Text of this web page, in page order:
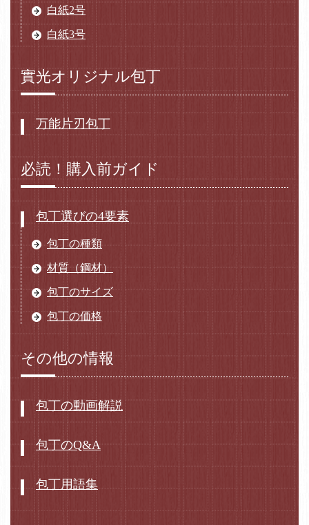
白紙2号
白紙3号
實光オリジナル包丁
万能片刃包丁
必読！購入前ガイド
包丁選びの4要素
包丁の種類
材質（鋼材）
包丁のサイズ
包丁の価格
その他の情報
包丁の動画解説
包丁のQ&A
包丁用語集